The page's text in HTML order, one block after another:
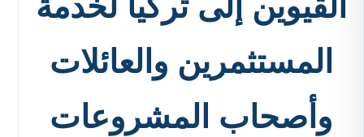
المستثمرين والعائلات
وأصحاب المشروعات